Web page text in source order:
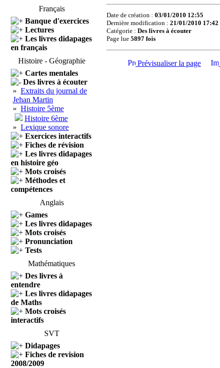
Français
Banque d'exercices
Lectures
Les livres didapages
en français
Histoire - Géographie
Cartes mentales
Des livres à écouter
» Extraits du journal de
Jehan Martin
» Histoire 5ème
Histoire 6ème
» Lexique sonore
Exercices interactifs
Fiches de révision
Les livres didapages
en histoire géo
Mots croisés
Méthodes et
compétences
Anglais
Games
Les livres didapages
Mots croisés
Pronunciation
Tests
Mathématiques
Des livres à
entendre
Les livres didapages
de Maths
Mots croisés
interactifs
SVT
Didapages
Fiches de revision
2008/2009
Date de création : 03/01/2010 12:55
Dernière modification : 21/01/2010 17:42
Catégorie : Des livres à écouter
Page lue 5897 fois
Prévisualiser la page